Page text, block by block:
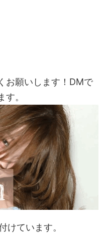
お願いします！DMで
。
けています。